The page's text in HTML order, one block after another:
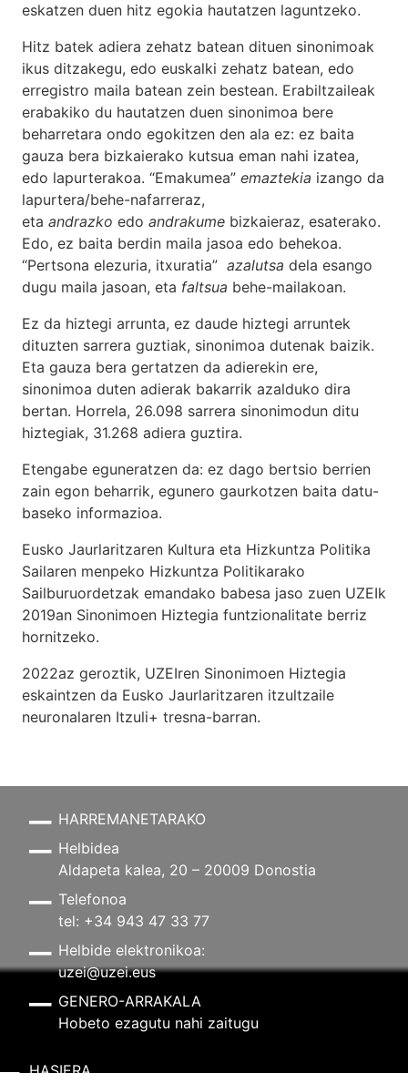
eskatzen duen hitz egokia hautatzen laguntzeko.
Hitz batek adiera zehatz batean dituen sinonimoak
ikus ditzakegu, edo euskalki zehatz batean, edo
erregistro maila batean zein bestean. Erabiltzaileak
erabakiko du hautatzen duen sinonimoa bere
beharretara ondo egokitzen den ala ez: ez baita
gauza bera bizkaierako kutsua eman nahi izatea,
edo lapurterakoa. “Emakumea” emaztekia izango da
lapurtera/behe-nafarreraz,
eta andrazko edo andrakume bizkaieraz, esaterako.
Edo, ez baita berdin maila jasoa edo behekoa.
“Pertsona elezuria, itxuratia” azalutsa dela esango
dugu maila jasoan, eta faltsua behe-mailakoan.
Ez da hiztegi arrunta, ez daude hiztegi arruntek
dituzten sarrera guztiak, sinonimoa dutenak baizik.
Eta gauza bera gertatzen da adierekin ere,
sinonimoa duten adierak bakarrik azalduko dira
bertan. Horrela, 26.098 sarrera sinonimodun ditu
hiztegiak, 31.268 adiera guztira.
Etengabe eguneratzen da: ez dago bertsio berrien
zain egon beharrik, egunero gaurkotzen baita datu-
baseko informazioa.
Eusko Jaurlaritzaren Kultura eta Hizkuntza Politika
Sailaren menpeko Hizkuntza Politikarako
Sailburuordetzak emandako babesa jaso zuen UZEIk
2019an Sinonimoen Hiztegia funtzionalitate berriz
hornitzeko.
2022az geroztik, UZEIren Sinonimoen Hiztegia
eskaintzen da Eusko Jaurlaritzaren itzultzaile
neuronalaren Itzuli+ tresna-barran.
HARREMANETARAKO
Helbidea
Aldapeta kalea, 20 – 20009 Donostia
Telefonoa
tel: +34 943 47 33 77
Helbide elektronikoa:
uzei@uzei.eus
GENERO-ARRAKALA
Hobeto ezagutu nahi zaitugu